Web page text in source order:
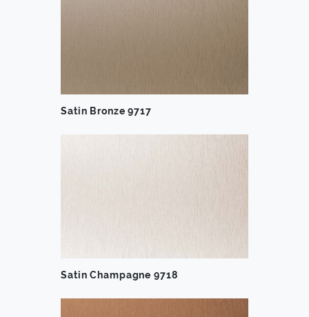
Satin Bronze 9717
Satin Champagne 9718